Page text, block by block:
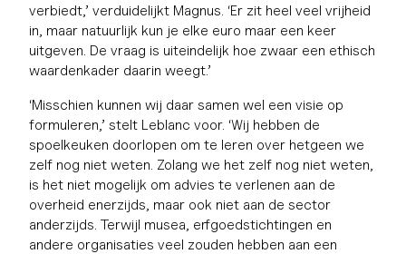
verbiedt,’ verduidelijkt Magnus. ‘Er zit heel veel vrijheid
in, maar natuurlijk kun je elke euro maar een keer
uitgeven. De vraag is uiteindelijk hoe zwaar een ethisch
waardenkader daarin weegt.’
‘Misschien kunnen wij daar samen wel een visie op
formuleren,’ stelt Leblanc voor. ‘Wij hebben de
spoelkeuken doorlopen om te leren over hetgeen we
zelf nog niet weten. Zolang we het zelf nog niet weten,
is het niet mogelijk om advies te verlenen aan de
overheid enerzijds, maar ook niet aan de sector
anderzijds. Terwijl musea, erfgoedstichtingen en
andere organisaties veel zouden hebben aan een